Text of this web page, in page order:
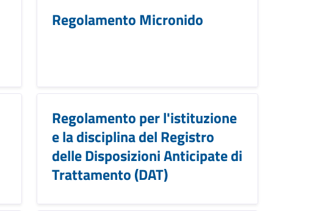
Regolamento Micronido
Regolamento per l'istituzione
e la disciplina del Registro
delle Disposizioni Anticipate di
Trattamento (DAT)